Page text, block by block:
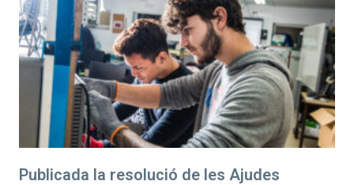
Publicada la resolució de les Ajudes